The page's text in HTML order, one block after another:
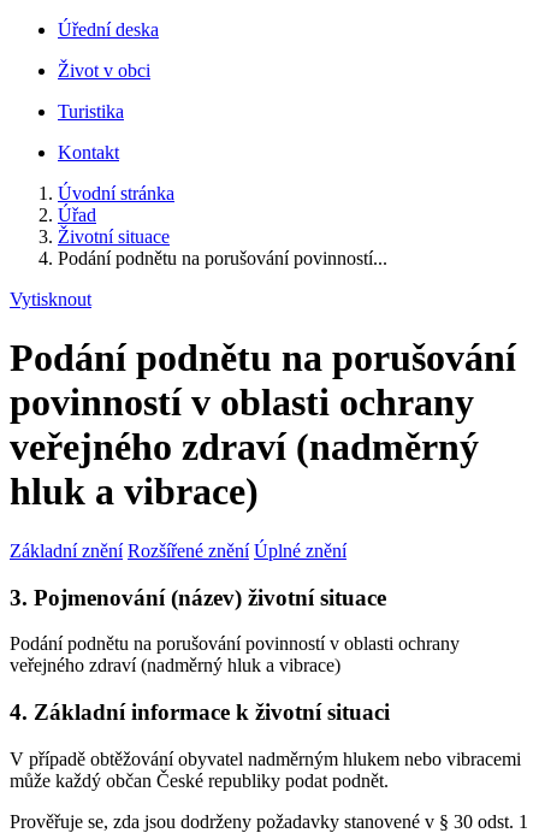
Úřední deska
Život v obci
Turistika
Kontakt
Úvodní stránka
Úřad
Životní situace
Podání podnětu na porušování povinností...
Vytisknout
Podání podnětu na porušování
povinností v oblasti ochrany
veřejného zdraví (nadměrný
hluk a vibrace)
Základní znění Rozšířené znění Úplné znění
3. Pojmenování (název) životní situace
Podání podnětu na porušování povinností v oblasti ochrany
veřejného zdraví (nadměrný hluk a vibrace)
4. Základní informace k životní situaci
V případě obtěžování obyvatel nadměrným hlukem nebo vibracemi
může každý občan České republiky podat podnět.
Prověřuje se, zda jsou dodrženy požadavky stanovené v § 30 odst. 1